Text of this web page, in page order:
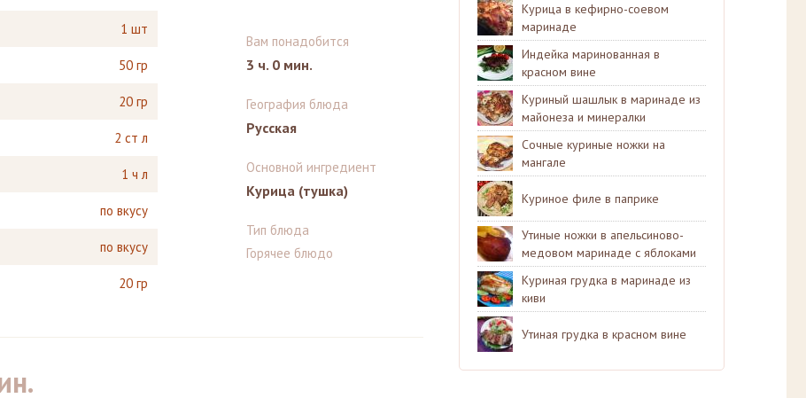
1 шт
50 гр
20 гр
2 ст л
1 ч л
по вкусу
по вкусу
20 гр
Вам понадобится
3 ч. 0 мин.
География блюда
Русская
Основной ингредиент
Курица (тушка)
Тип блюда
Горячее блюдо
Курица в кефирно-соевом
маринаде
Индейка маринованная в
красном вине
Куриный шашлык в маринаде из
майонеза и минералки
Сочные куриные ножки на
мангале
Куриное филе в паприке
Утиные ножки в апельсиново-
медовом маринаде с яблоками
Куриная грудка в маринаде из
киви
Утиная грудка в красном вине